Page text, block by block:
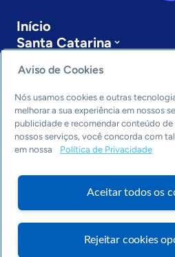
Início
Santa Catarina
Últimas notícias
Entre em contato
Editorias
Economia & Política
Inovação & Tecnologia
Aviso de Cookies
Nós usamos cookies e outras
melhorar a sua experiência em nossos
publicidade e recomendar conteúdo de
nossos serviços, você concorda com
em nossa
Política de Privacidade
Aceitar todos os
Rejeitar cookies